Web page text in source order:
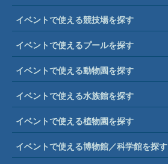
イベントで使える競技場を探す
イベントで使えるプールを探す
イベントで使える動物園を探す
イベントで使える水族館を探す
イベントで使える植物園を探す
イベントで使える博物館／科学館を探す